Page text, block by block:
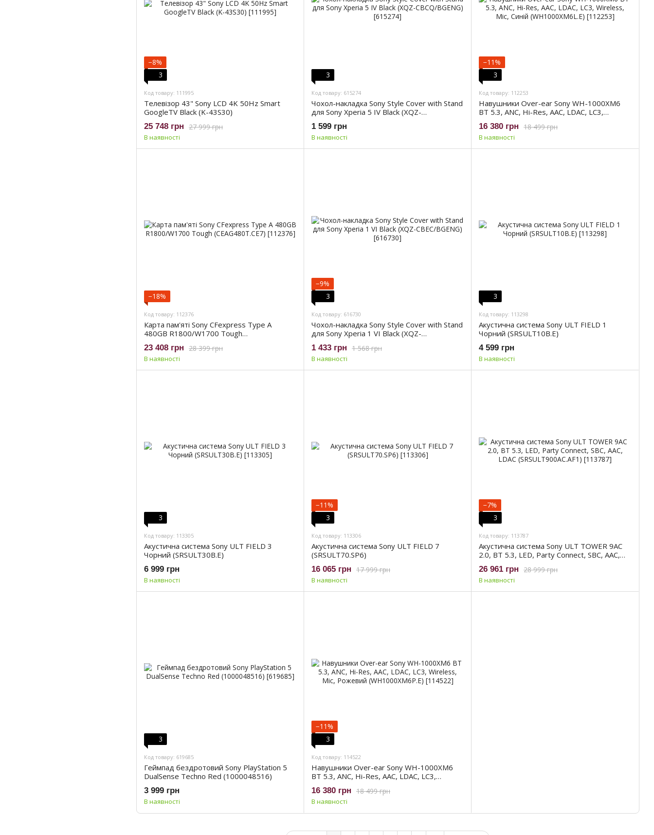
−8%
3
Код товару: 111995
Телевізор 43" Sony LCD 4K 50Hz Smart
GoogleTV Black (K-43S30)
27 999 грн
25 748 грн
В наявності
3
Код товару: 615274
Чохол-накладка Sony Style Cover with Stand
для Sony Xperia 5 IV Black (XQZ-
CBCQ/BGENG)
1 599 грн
В наявності
−11%
3
Код товару: 112253
Навушники Over-ear Sony WH-1000XM6
BT 5.3, ANC, Hi-Res, AAC, LDAC, LC3,
Wireless, Mic, Синій (WH1000XM6L.E)
18 499 грн
16 380 грн
В наявності
−18%
Код товару: 112376
Карта пам'яті Sony CFexpress Type A
480GB R1800/W1700 Tough
(CEAG480T.CE7)
28 399 грн
23 408 грн
В наявності
−9%
3
Код товару: 616730
Чохол-накладка Sony Style Cover with Stand
для Sony Xperia 1 VI Black (XQZ-
CBEC/BGENG)
1 568 грн
1 433 грн
В наявності
3
Код товару: 113298
Акустична система Sony ULT FIELD 1
Чорний (SRSULT10B.E)
4 599 грн
В наявності
3
Код товару: 113305
Акустична система Sony ULT FIELD 3
Чорний (SRSULT30B.E)
6 999 грн
В наявності
−11%
3
Код товару: 113306
Акустична система Sony ULT FIELD 7
(SRSULT70.SP6)
17 999 грн
16 065 грн
В наявності
−7%
3
Код товару: 113787
Акустична система Sony ULT TOWER 9AC
2.0, BT 5.3, LED, Party Connect, SBC, AAC,
LDAC (SRSULT900AC.AF1)
28 999 грн
26 961 грн
В наявності
3
Код товару: 619685
Геймпад бездротовий Sony PlayStation 5
DualSense Techno Red (1000048516)
3 999 грн
В наявності
−11%
3
Код товару: 114522
Навушники Over-ear Sony WH-1000XM6
BT 5.3, ANC, Hi-Res, AAC, LDAC, LC3,
Wireless, Mic, Рожевий (WH1000XM6P.E)
18 499 грн
16 380 грн
В наявності